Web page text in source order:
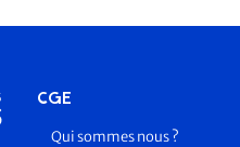
CGE
Qui sommes nous ?